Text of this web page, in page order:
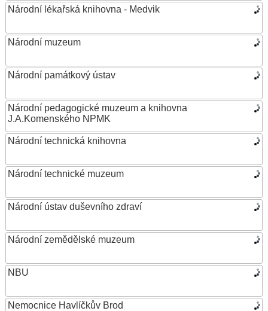
Národní lékařská knihovna - Medvik
Národní muzeum
Národní památkový ústav
Národní pedagogické muzeum a knihovna
J.A.Komenského NPMK
Národní technická knihovna
Národní technické muzeum
Národní ústav duševního zdraví
Národní zemědělské muzeum
NBU
Nemocnice Havlíčkův Brod